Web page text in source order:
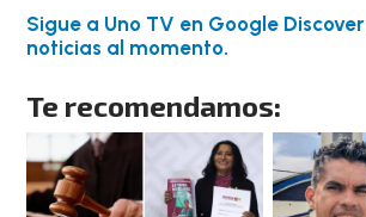
Sigue a Uno TV en Google
noticias al momento.
Te recomendamos: